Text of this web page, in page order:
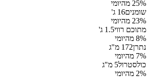
25% מהיומי
שומנים16 ג'
23% מהיומי
מתוכם רווי1.5 ג'
8% מהיומי
נתרן172 מ"ג
7% מהיומי
כולסטרול5 מ"ג
2% מהיומי